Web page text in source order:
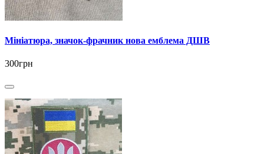
Мініатюра, значок-фрачник нова емблема ДШВ
300грн